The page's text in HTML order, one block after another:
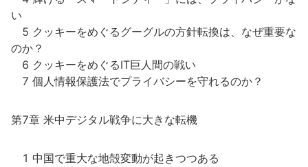
い
5 クッキーをめぐるグーグルの方針転換は、なぜ重要な
のか？
6 クッキーをめぐるIT巨人間の戦い
7 個人情報保護法でプライバシーを守れるのか？
第7章 米中デジタル戦争に大きな転機
1 中国で重大な地殻変動が起きつつある